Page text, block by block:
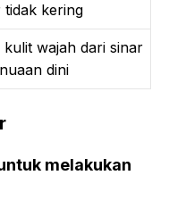
tidak kering
kulit wajah dari sinar
dini
melakukan